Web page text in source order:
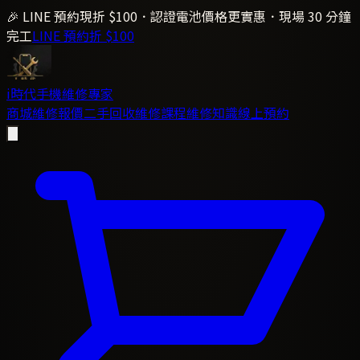
🎉 LINE 預約現折 $100．認證電池價格更實惠．現場 30 分鐘
完工LINE 預約折 $100
i時代手機維修專家
商城維修報價二手回收維修課程維修知識線上預約